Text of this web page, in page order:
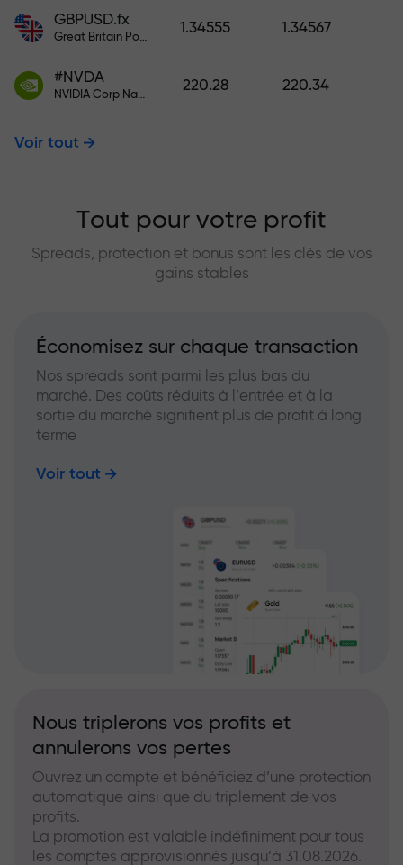
GBPUSD.fx
Great Britain Pound vs US Dollar
1.34555 1.34567
#NVDA
NVIDIA Corp Nasdaq Stock Exchange (Nasdaq) USD
220.28 220.34
Voir tout
Tout pour votre profit
Spreads, protection et bonus sont les clés de vos
gains stables
Économisez sur chaque transaction
Nos spreads sont parmi les plus bas du
marché. Des coûts réduits à l’entrée et à la
sortie du marché signifient plus de profit à long
terme
Voir tout
Nous triplerons vos profits et
annulerons vos pertes
Ouvrez un compte et bénéficiez d’une protection
automatique ainsi que du triplement de vos
profits.
La promotion est valable indéfiniment pour tous
les comptes approvisionnés jusqu’à 31.08.2026.